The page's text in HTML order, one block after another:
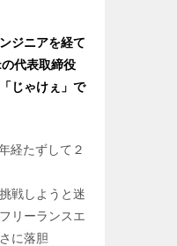
ジニアを経て
代表取締役
じゃけぇ」で
経たずして２
戦しようと迷
リーランスエ
に落胆